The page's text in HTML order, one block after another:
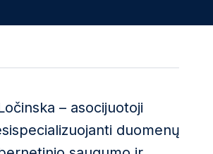
Privatumo politika
ir naudojimosi
– asocijuotoji
duomenų